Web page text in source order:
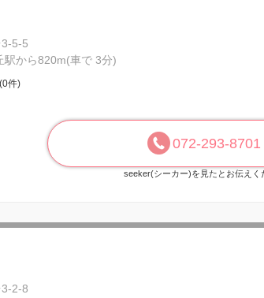
5-5
駅から820m(車で 3分)
件)
072-293-8701
seeker(シーカー)を見たとお伝えく
2-8